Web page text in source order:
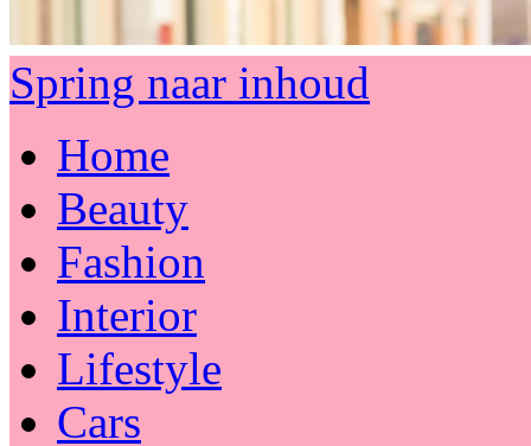
Spring naar inhoud
Home
Beauty
Fashion
Interior
Lifestyle
Cars